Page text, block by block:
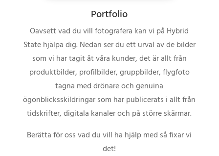
Portfolio
Oavsett vad du vill fotografera kan vi på Hybrid
State hjälpa dig. Nedan ser du ett urval av de bilder
som vi har tagit åt våra kunder, det är allt från
produktbilder, profilbilder, gruppbilder, flygfoto
tagna med drönare och genuina
ögonblicksskildringar som har publicerats i allt från
tidskrifter, digitala kanaler och på större skärmar.
Berätta för oss vad du vill ha hjälp med så fixar vi
det!